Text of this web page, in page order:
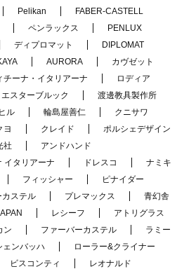
Pelikan
FABER-CASTELL
ペンラックス
PENLUX
ディプロマット
DIPLOMAT
AURORA
カヴゼット
チーナ・イタリアーナ
ロディア
エスターブルック
渡邊教具製作所
ル
輪島屋善仁
クニサワ
ヨ クレイド
ポルシェデザイン
社
アンドハンド
イタリアーナ
ドレスコ
ナミキ
フィッシャー
ピナイダー
ステル
プレマックス
青幻舎
レシーフ
アトリグラス
ン ファーバーカステル
ラミー
ェンバッハ
ローラー&クライナー
ビスコンティ
レオナルド